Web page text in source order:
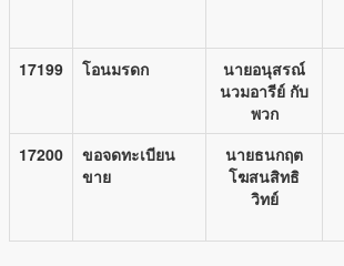
17199 โอนมรดก
นายอนุสรณ์
นวมอารีย์ กับ
พวก
17200
ขอจดทะเบียน
ขาย
นายธนกฤต
โฆสนสิทธิ
วิทย์